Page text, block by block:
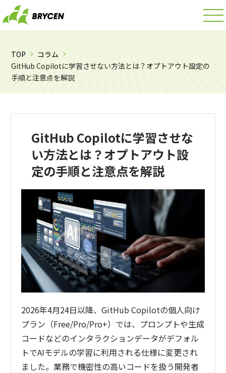
TOP
コラム
GitHub Copilotに学習させない方法とは？オプトアウト設定の
手順と注意点を解説
GitHub Copilotに学習させな
い方法とは？オプトアウト設
定の手順と注意点を解説
2026年4月24日以降、GitHub Copilotの個人向け
プラン（Free/Pro/Pro+）では、プロンプトや生成
コードなどのインタラクションデータがデフォル
トでAIモデルの学習に利用される仕様に変更され
ました。業務で機密性の高いコードを扱う開発者